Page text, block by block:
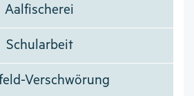
Aalfischerei
Schularbeit
Verschwörung